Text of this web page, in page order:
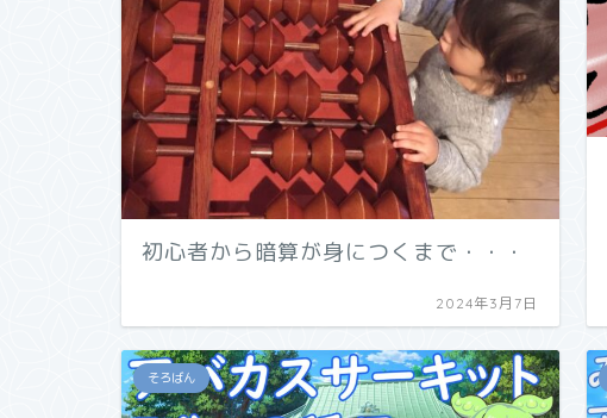
初心者から暗算が身につくまで・・・
2024年3月7日
そろばん